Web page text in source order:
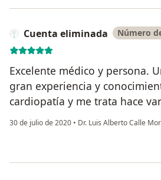
Cuenta eliminada Número
Excelente médico y persona.
gran experiencia y
cardiopatía y me trata hace
30 de julio de 2020 • Dr. Luis Alberto Calle